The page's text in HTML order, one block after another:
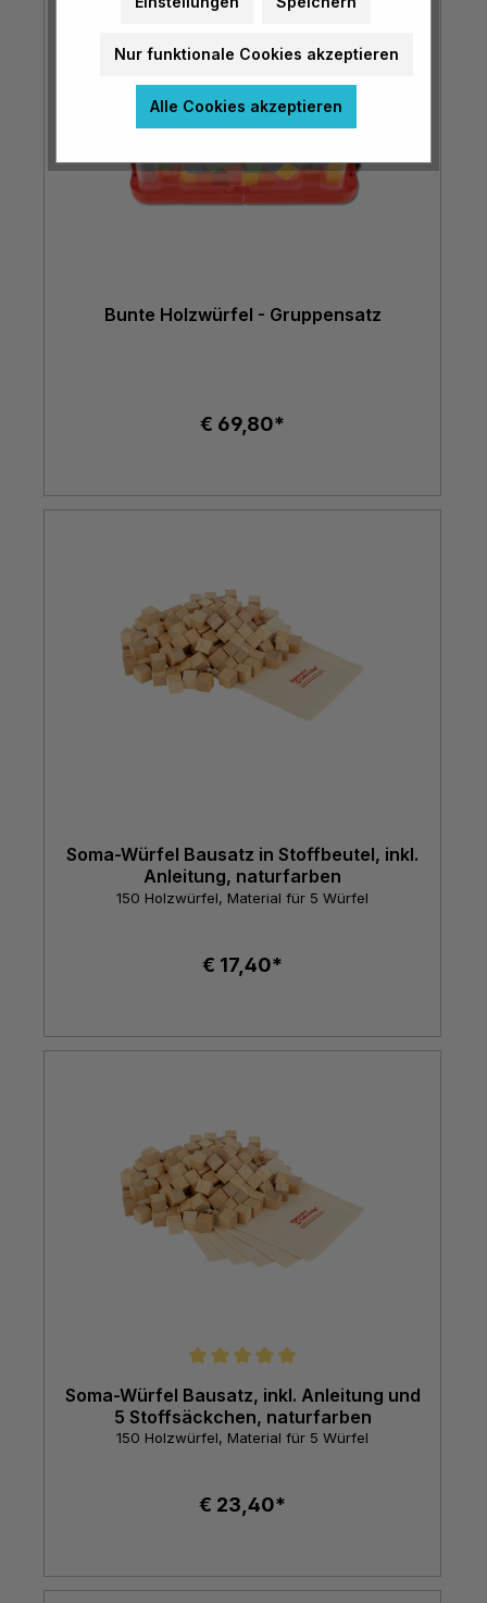
Bunte Holzwürfel - Gruppensatz
€ 69,80*
Soma-Würfel Bausatz in Stoffbeutel, inkl.
Anleitung, naturfarben
150 Holzwürfel, Material für 5 Würfel
€ 17,40*
Soma-Würfel Bausatz, inkl. Anleitung und
5 Stoffsäckchen, naturfarben
150 Holzwürfel, Material für 5 Würfel
€ 23,40*
Nur funktionale Cookies akzeptieren
Alle Cookies akzeptieren